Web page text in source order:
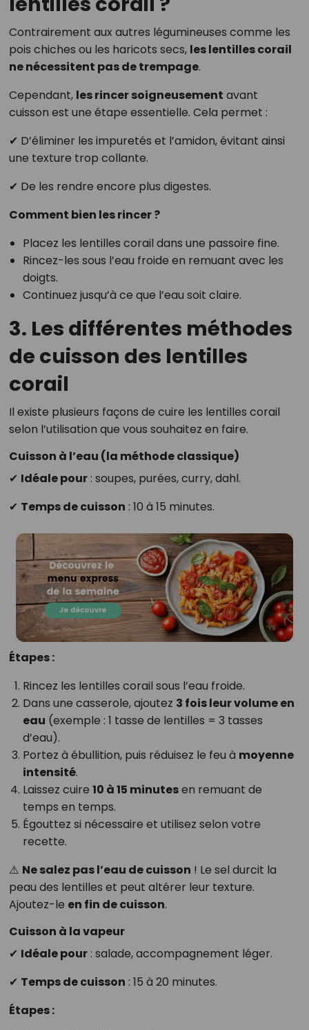
Contrairement aux autres légumineuses comme les
pois chiches ou les haricots secs, les lentilles corail
ne nécessitent pas de trempage.
Cependant, les rincer soigneusement avant
cuisson est une étape essentielle. Cela permet :
✔ D’éliminer les impuretés et l’amidon, évitant ainsi
une texture trop collante.
✔ De les rendre encore plus digestes.
Comment bien les rincer ?
Placez les lentilles corail dans une passoire fine.
Rincez-les sous l’eau froide en remuant avec les
doigts.
Continuez jusqu’à ce que l’eau soit claire.
3. Les différentes méthodes
de cuisson des lentilles
corail
Il existe plusieurs façons de cuire les lentilles corail
selon l’utilisation que vous souhaitez en faire.
Cuisson à l’eau (la méthode classique)
✔ Idéale pour: soupes, purées, curry, dahl.
✔ Temps de cuisson : 10 à 15 minutes.
Étapes :
Rincez les lentilles corail sous l’eau froide.
Dans une casserole, ajoutez 3 fois leur volume en
eau (exemple : 1 tasse de lentilles = 3 tasses
d’eau).
Portez à ébullition, puis réduisez le feu à moyenne
intensité.
Laissez cuire 10 à 15 minutesen remuant de
temps en temps.
Égouttez si nécessaire et utilisez selon votre
recette.
⚠️ Ne salez pas l’eau de cuisson ! Le sel durcit la
peau des lentilles et peut altérer leur texture.
Ajoutez-le en fin de cuisson.
Cuisson à la vapeur
✔ Idéale pour: salade, accompagnement léger.
✔ Temps de cuisson : 15 à 20 minutes.
Étapes :